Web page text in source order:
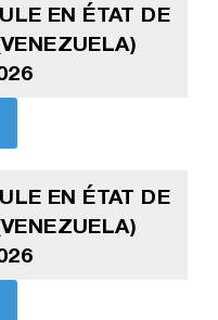
EN ÉTAT DE
EN ÉTAT DE